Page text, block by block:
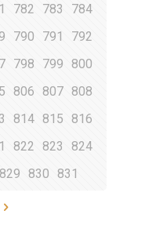
782 783
784
790 791
792
798 799
800
806 807 808
814 815
816
822 823
824
829 830 831